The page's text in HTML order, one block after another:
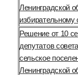
Ленинградской
Решение от 10
депутатов
сельское
Ленинградской